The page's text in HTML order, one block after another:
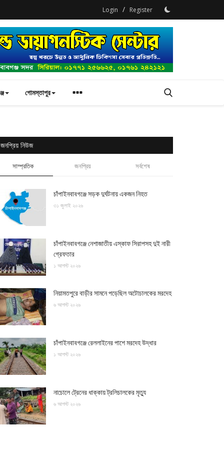
Login / Register
গোমস্তাপুর
জনপ্রিয় নিউজ
সাম্প্রতিক জনপ্রিয় সর্বশেষ
চাঁপাইনবাবগঞ্জে সড়ক দুর্ঘটনায় একজন নিহত
৩১ জুলাই ২০২৬
চাঁপাইনবাবগঞ্জে নেশাজাতীয় এস্কাফ সিরাপসহ দুই নারী
গ্রেফতার
১ আগস্ট ২০২৬
নিয়ামতপুরে বাড়ীর সামনে পড়েছিল অটোচালকের মরদেহ
৬ আগস্ট ২০২৬
চাঁপাইনবাবগঞ্জে রেললাইনের পাশে মরদেহ উদ্ধার
১ আগস্ট ২০২৬
নাচোলে ট্রেনের ধাক্কায় ট্রলিচালকের মৃত্যু
৬ আগস্ট ২০২৬